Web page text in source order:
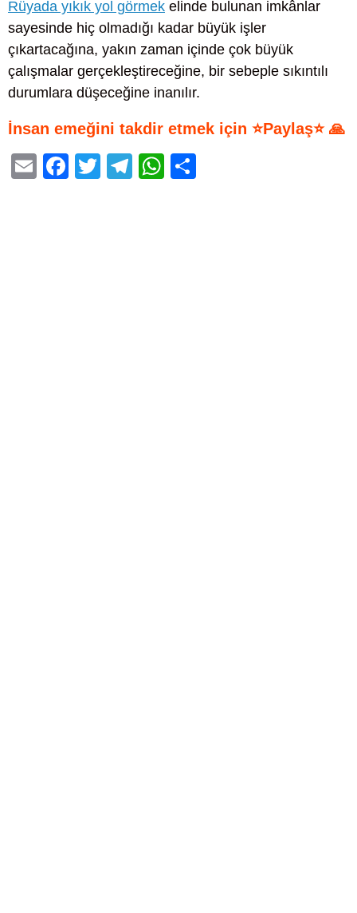
Rüyada yıkık yol görmek elinde bulunan imkânlar
sayesinde hiç olmadığı kadar büyük işler
çıkartacağına, yakın zaman içinde çok büyük
çalışmalar gerçekleştireceğine, bir sebeple sıkıntılı
durumlara düşeceğine inanılır.
İnsan emeğini takdir etmek için ⭐Paylaş⭐ 🙏
E
F
T
T
W